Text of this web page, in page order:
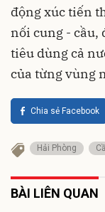
động xúc tiến
nối cung - cầu,
tiêu dùng cả
của từng vùng
Chia sẻ Facebook
Hải Phòng
BÀI LIÊN QUAN